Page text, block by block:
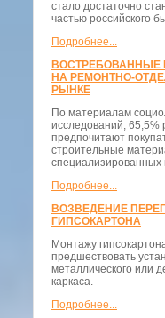
стало достаточно
частью российского
Подробнее...
ВОСТРЕБОВАННЫЕ
НА РЕМОНТНО-
РЫНКЕ
По материалам
исследований, 65,5%
предпочитают
строительные
специализированных
Подробнее...
ВОЗВЕДЕНИЕ
ГИПСОКАРТОНА
Монтажу
предшествовать
металлического или
каркаса.
Подробнее...